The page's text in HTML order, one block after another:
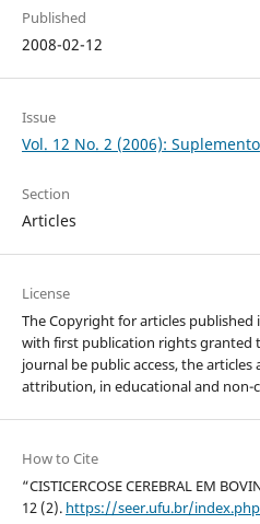
Published
2008-02-12
Issue
Vol. 12 No. 2 (2006): Suplemento
Section
Articles
License
The Copyright for articles
with first publication rights granted
journal be public access, the
attribution, in educational and non-
How to Cite
“CISTICERCOSE CEREBRAL EM
12 (2). https://seer.ufu.br/